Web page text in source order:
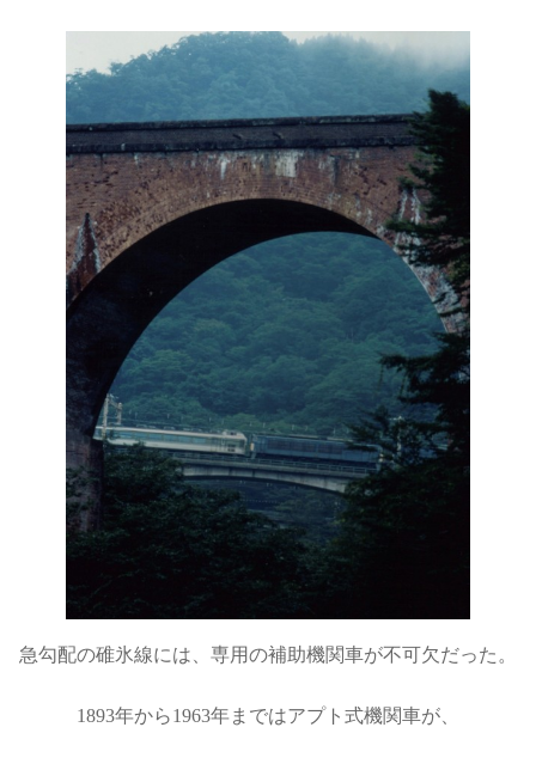
急勾配の碓氷線には、専用の補助機関車が不可欠だった。
1893年から1963年まではアプト式機関車が、